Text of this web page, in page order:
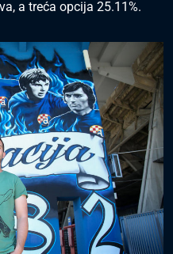
a treća opcija 25.11%.